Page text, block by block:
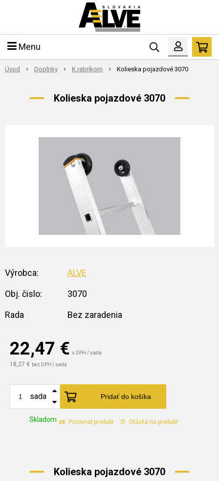
Menu
Úvod Doplnky K rebríkom Kolieska pojazdové 3070
Kolieska pojazdové 3070
22,47 € s DPH / sada
18,27 € bez DPH / sada
Skladom
sada Pridať do košíka
Porovnať produkt Otázka na produkt
Výrobca: ALVE
Obj. čislo: 3070
Rada Bez zaradenia
Kolieska pojazdové 3070